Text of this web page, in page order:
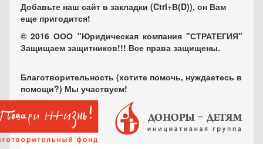
Добавьте наш сайт в закладки (Ctrl+В(D)), он Вам
еще пригодится!
© 2016 ООО "Юридическая компания "СТРАТЕГИЯ"
Защищаем защитников!!! Все права защищены.
Благотворительность (хотите помочь, нуждаетесь в
помощи?) Мы участвуем!